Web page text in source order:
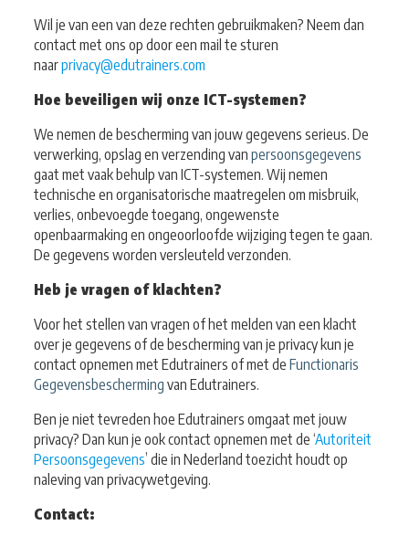
Wil je van een van deze rechten gebruikmaken? Neem dan
contact met ons op door een mail te sturen
naarprivacy@edutrainers.com
Hoe beveiligen wij onze ICT-systemen?
We nemen de bescherming van jouw gegevens serieus. De
verwerking, opslag en verzending van persoonsgegevens
gaat met vaak behulp van ICT-systemen. Wij nemen
technische en organisatorische maatregelen om misbruik,
verlies, onbevoegde toegang, ongewenste
openbaarmaking en ongeoorloofde wijziging tegen te gaan.
De gegevens worden versleuteld verzonden.
Heb je vragen of klachten?
Voor het stellen van vragen of het melden van een klacht
over je gegevens of de bescherming van je privacy kun je
contact opnemen met Edutrainers of met de Functionaris
Gegevensbescherming van Edutrainers.
Ben je niet tevreden hoe Edutrainers omgaat met jouw
privacy? Dan kun je ook contact opnemen met de ‘Autoriteit
Persoonsgegevens’ die in Nederland toezicht houdt op
naleving van privacywetgeving.
Contact: